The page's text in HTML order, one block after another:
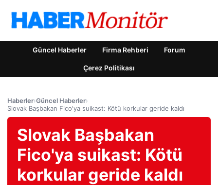
Güncel Haberler Firma Rehberi Forum
Çerez Politikası
Haberler›Güncel Haberler›
Slovak Başbakan Fico'ya suikast: Kötü korkular geride kaldı
Slovak Başbakan
Fico'ya suikast: Kötü
korkular geride kaldı